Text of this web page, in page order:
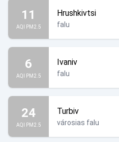
11
AQI PM2.5
Hrushkivtsi
falu
6
AQI PM2.5
Ivaniv
falu
24
AQI PM2.5
Turbiv
városias falu